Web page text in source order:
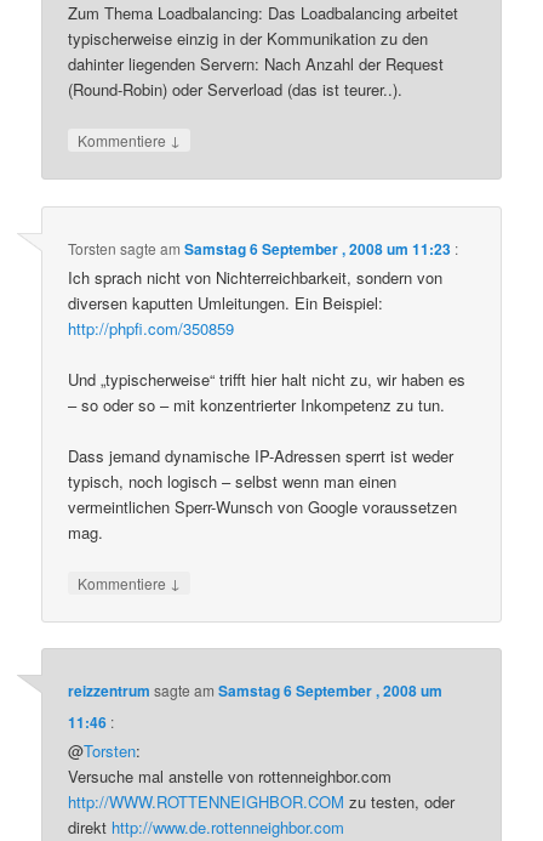
Zum Thema Loadbalancing: Das Loadbalancing arbeitet
typischerweise einzig in der Kommunikation zu den
dahinter liegenden Servern: Nach Anzahl der Request
(Round-Robin) oder Serverload (das ist teurer..).
Kommentiere ↓
Torsten sagte amSamstag 6 September , 2008 um 11:23 :
Ich sprach nicht von Nichterreichbarkeit, sondern von
diversen kaputten Umleitungen. Ein Beispiel:
http://phpfi.com/350859
Und „typischerweise“ trifft hier halt nicht zu, wir haben es
– so oder so – mit konzentrierter Inkompetenz zu tun.
Dass jemand dynamische IP-Adressen sperrt ist weder
typisch, noch logisch – selbst wenn man einen
vermeintlichen Sperr-Wunsch von Google voraussetzen
mag.
Kommentiere ↓
reizzentrum sagte amSamstag 6 September , 2008 um
11:46 :
@Torsten:
Versuche mal anstelle von rottenneighbor.com
http://WWW.ROTTENNEIGHBOR.COM zu testen, oder
direkt http://www.de.rottenneighbor.com